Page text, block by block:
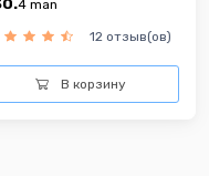
4 man
12 отзыв(ов)
В корзину